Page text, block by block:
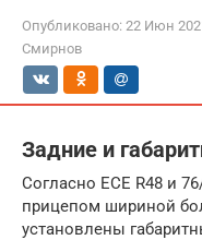
Опубликовано: 22 Июн
Смирнов
Задние и
Согласно ЕСЕ R48 и
прицепом шириной
установлены